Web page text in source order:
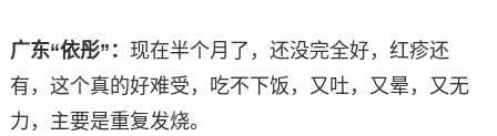
广东“依彤”： 现在半个月了，还没完全好，红疹还
有，这个真的好难受，吃不下饭，又吐，又晕，又无
力，主要是重复发烧。